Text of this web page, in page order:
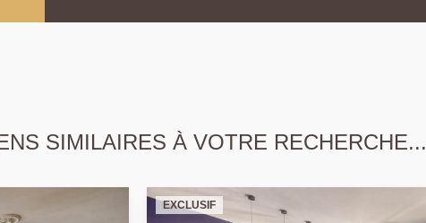
SIMILAIRES À VOTRE RECHERCHE...
EXCLUSIF